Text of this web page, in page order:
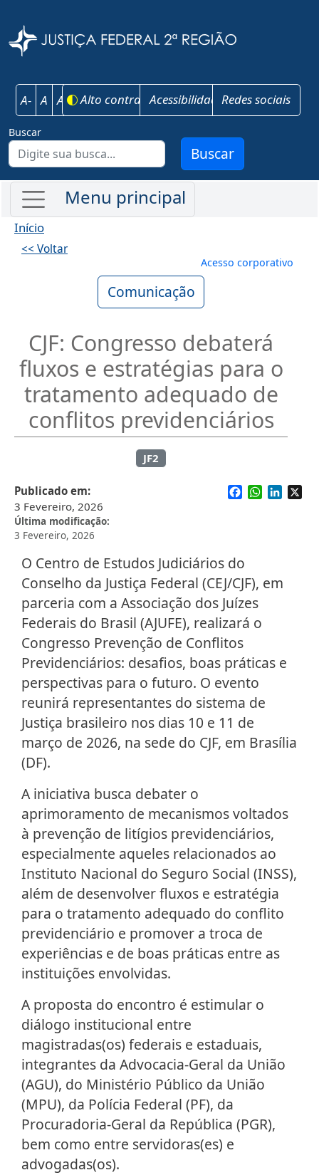
A- A A+ Alto contrasteAcessibilidadeRedes sociais
Buscar
Buscar
Início
<< Voltar
Menu de
Acesso corporativo
Comunicação
CJF: Congresso debaterá
fluxos e estratégias para o
tratamento adequado de
conflitos previdenciários
JF2
Publicado em
3 Fevereiro, 2026
Última modificação
3 Fevereiro, 2026
Facebook
WhatsApp
O Centro de Estudos Judiciários do
Conselho da Justiça Federal (CEJ/CJF), em
parceria com a Associação dos Juízes
Federais do Brasil (AJUFE), realizará o
Congresso Prevenção de Conflitos
Previdenciários: desafios, boas práticas e
perspectivas para o futuro. O evento
reunirá representantes do sistema de
Justiça brasileiro nos dias 10 e 11 de
março de 2026, na sede do CJF, em Brasília
(DF).
A iniciativa busca debater o
aprimoramento de mecanismos voltados
à prevenção de litígios previdenciários,
especialmente aqueles relacionados ao
Instituto Nacional do Seguro Social (INSS),
além de desenvolver fluxos e estratégia
para o tratamento adequado do conflito
previdenciário e promover a troca de
experiências e de boas práticas entre as
instituições envolvidas.
A proposta do encontro é estimular o
diálogo institucional entre
magistradas(os) federais e estaduais,
integrantes da Advocacia-Geral da União
(AGU), do Ministério Público da União
(MPU), da Polícia Federal (PF), da
Procuradoria-Geral da República (PGR),
bem como entre servidoras(es) e
advogadas(os).